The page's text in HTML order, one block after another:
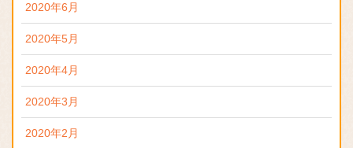
2020年6月
2020年5月
2020年4月
2020年3月
2020年2月